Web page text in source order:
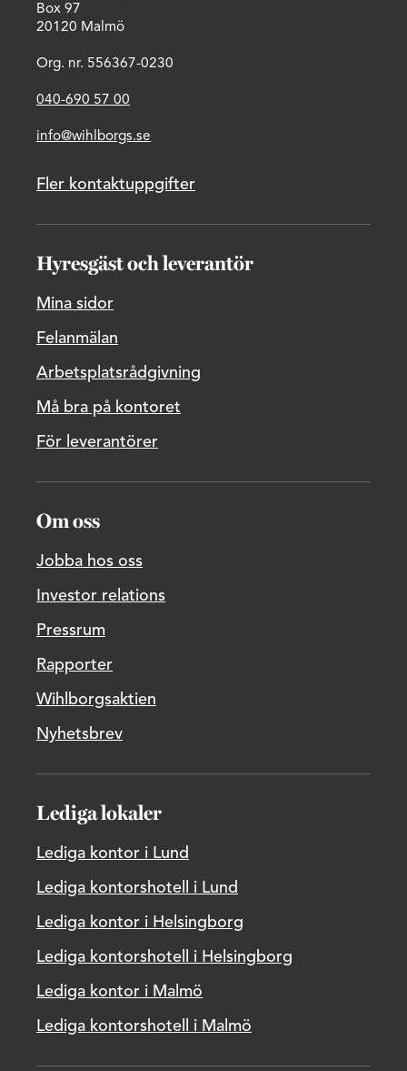
Box 97
20120 Malmö
Org. nr. 556367-0230
040-690 57 00
info@wihlborgs.se
Fler kontaktuppgifter
Hyresgäst och leverantör
Mina sidor
Felanmälan
Arbetsplatsrådgivning
Må bra på kontoret
För leverantörer
Om oss
Jobba hos oss
Investor relations
Pressrum
Rapporter
Wihlborgsaktien
Nyhetsbrev
Lediga lokaler
Lediga kontor i Lund
Lediga kontorshotell i Lund
Lediga kontor i Helsingborg
Lediga kontorshotell i Helsingborg
Lediga kontor i Malmö
Lediga kontorshotell i Malmö